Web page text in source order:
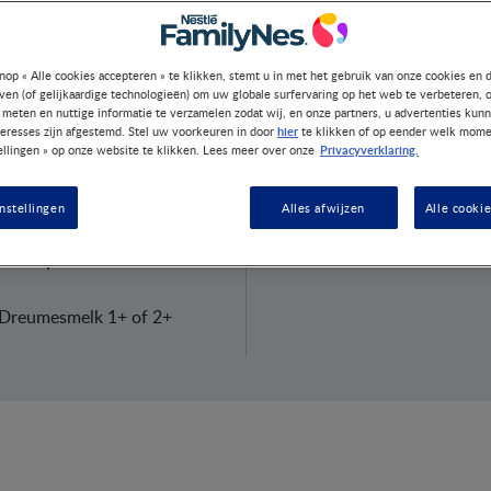
ontpit
1+ of 2+
« Alle cookies accepteren » te klikken, stemt u in met het gebruik van onze cookies en
(of gelijkaardige technologieën) om uw globale surfervaring op het web te verbeteren,
en nuttige informatie te verzamelen zodat wij, en onze partners, u advertenties
zijn afgestemd. Stel uw voorkeuren in door hier te klikken of op eender welk
» op onze website te klikken. Lees meer over onze Privacyverklaring.
Alles afwijzen Alle